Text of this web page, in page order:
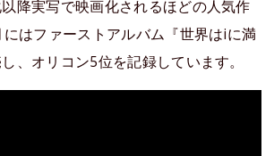
降実写で映画化されるほどの人気作
はファーストアルバム『世界はiに満
、オリコン5位を記録しています。